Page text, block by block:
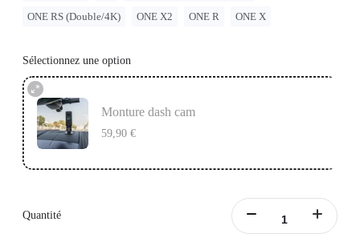
ONE RS (Double/4K) ONE X2 ONE R ONE X
Sélectionnez une option
Monture dash cam
59,90 €
Quantité